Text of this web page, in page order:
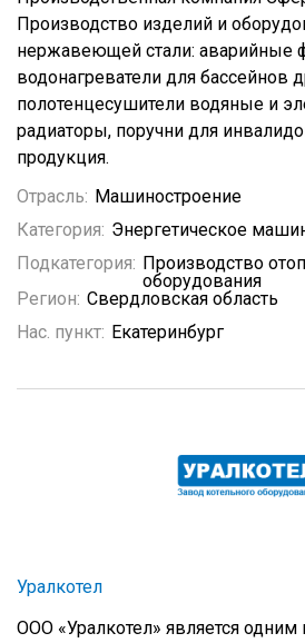
Производство изделий и
нержавеющей стали: аварийные
водонагреватели для бассейнов
полотенцесушители водяные и
радиаторы, поручни для
продукция.
Отрасль: Машиностроение
Категория: Энергетическое
Подкатегория: Производство
оборудования
Регион: Свердловская область
Нас. пункт: Екатеринбург
Уралкотел
ООО «Уралкотел» является